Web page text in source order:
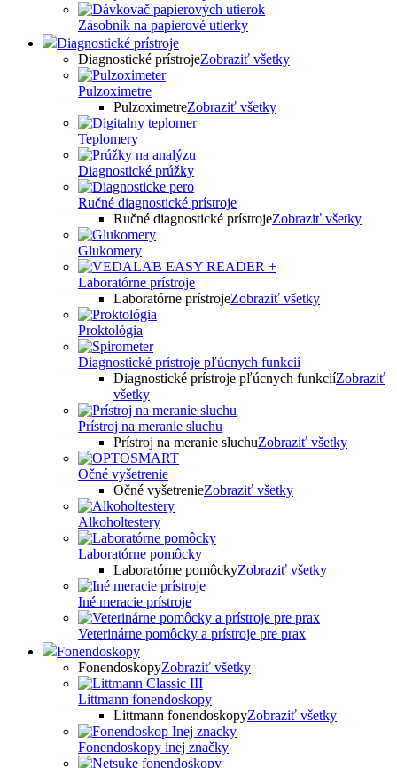
Zásobník na papierové utierky
Diagnostické prístroje
Diagnostické prístrojeZobraziť všetky
Pulzoximetre
PulzoximetreZobraziť všetky
Teplomery
Diagnostické prúžky
Ručné diagnostické prístroje
Ručné diagnostické prístrojeZobraziť všetky
Glukomery
Laboratórne prístroje
Laboratórne prístrojeZobraziť všetky
Proktológia
Diagnostické prístroje pľúcnych funkcií
Diagnostické prístroje pľúcnych funkciíZobraziť
všetky
Prístroj na meranie sluchu
Prístroj na meranie sluchuZobraziť všetky
Očné vyšetrenie
Očné vyšetrenieZobraziť všetky
Alkoholtestery
Laboratórne pomôcky
Laboratórne pomôckyZobraziť všetky
Iné meracie prístroje
Veterinárne pomôcky a prístroje pre prax
Fonendoskopy
FonendoskopyZobraziť všetky
Littmann fonendoskopy
Littmann fonendoskopyZobraziť všetky
Fonendoskopy inej značky